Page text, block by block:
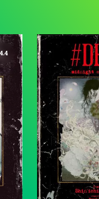
4.4